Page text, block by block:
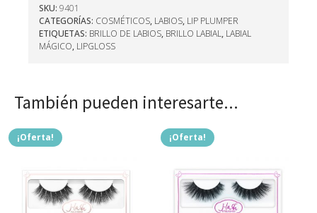
SKU: 9401
CATEGORÍAS: COSMÉTICOS, LABIOS, LIP PLUMPER
ETIQUETAS: BRILLO DE LABIOS, BRILLO LABIAL, LABIAL
MÁGICO, LIPGLOSS
También pueden interesarte...
¡Oferta! ¡Oferta!